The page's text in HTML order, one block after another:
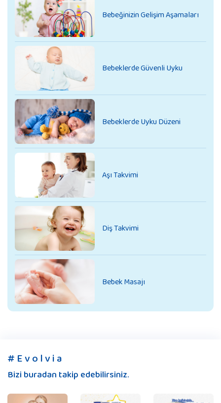
Bebeğinizin Gelişim Aşamaları
Bebeklerde Güvenli Uyku
Bebeklerde Uyku Düzeni
Aşı Takvimi
Diş Takvimi
Bebek Masajı
# E v o l v i a
Bizi buradan takip edebilirsiniz.